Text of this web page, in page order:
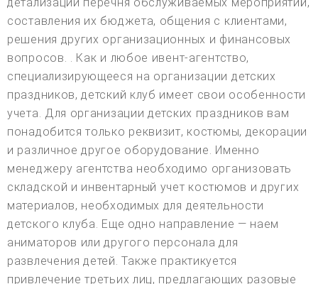
составления их бюджета, общения с клиентами,
решения других организационных и финансовых
вопросов. . Как и любое ивент-агентство,
специализирующееся на организации детских
праздников, детский клуб имеет свои особенности
учета. Для организации детских праздников вам
понадобится только реквизит, костюмы, декорации
и различное другое оборудование. Именно
менеджеру агентства необходимо организовать
складской и инвентарный учет костюмов и других
материалов, необходимых для деятельности
детского клуба. Еще одно направление — наем
аниматоров или другого персонала для
развлечения детей. Также практикуется
привлечение третьих лиц, предлагающих разовые